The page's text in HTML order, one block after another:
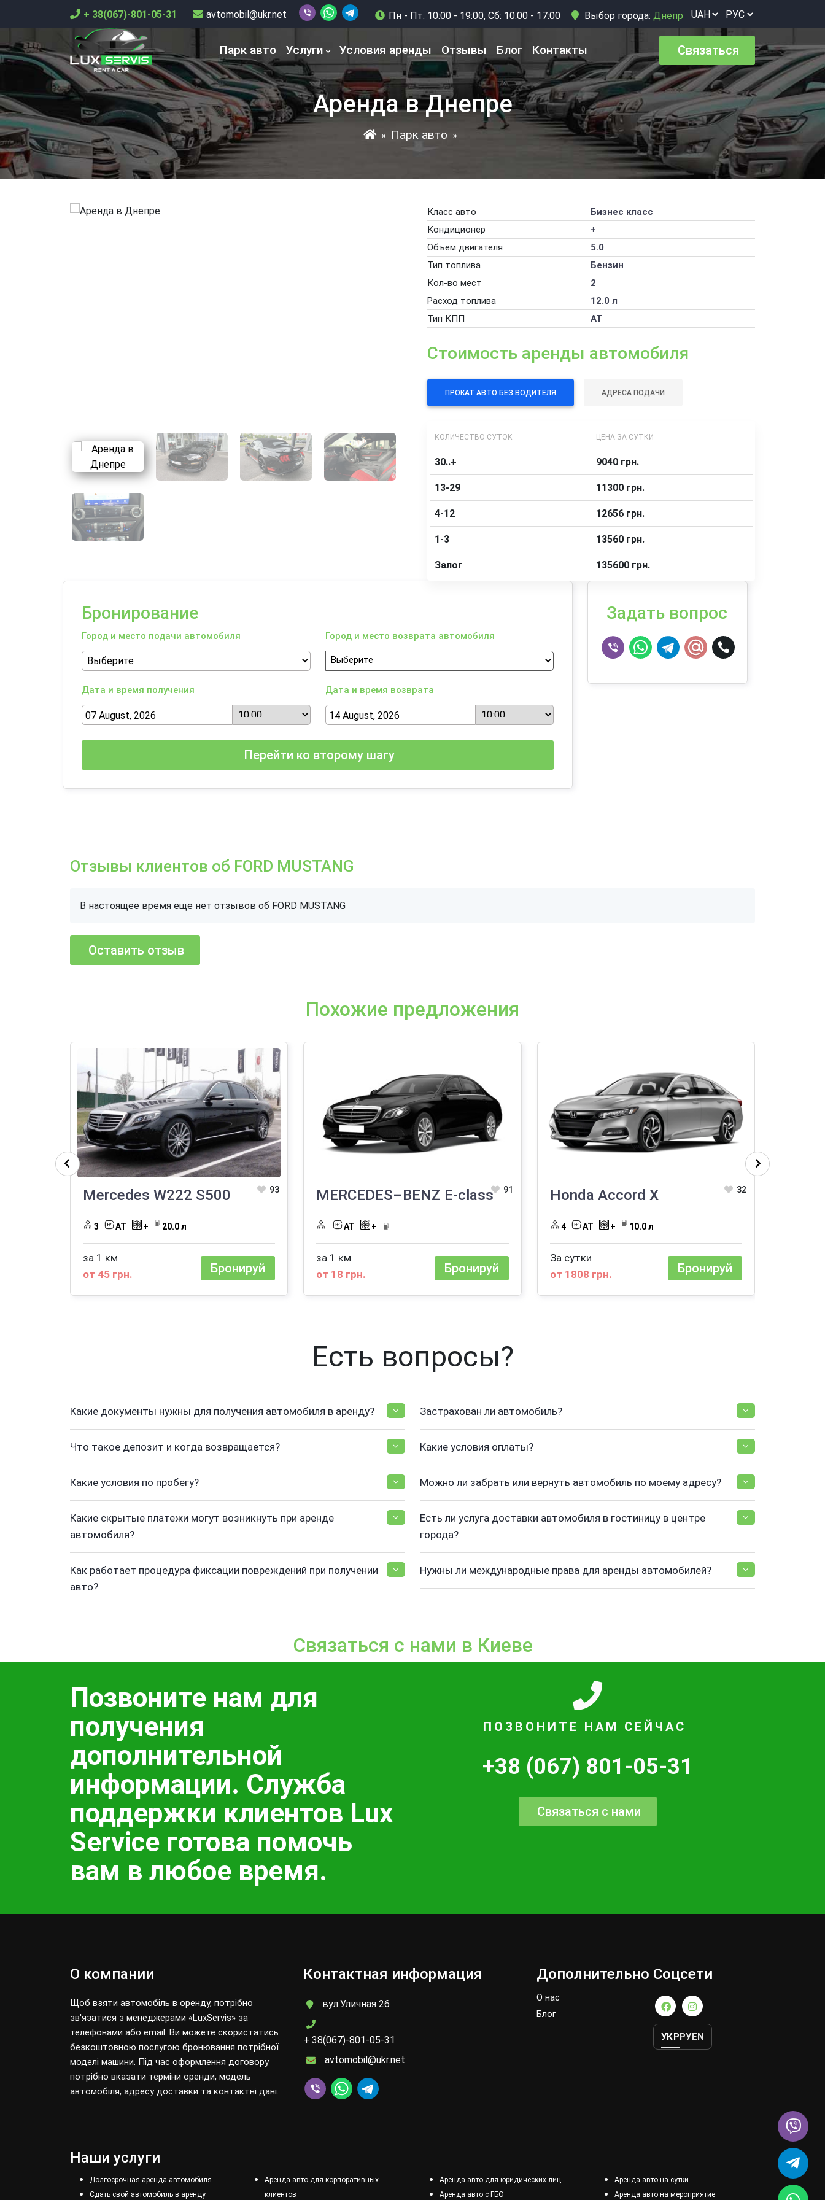
+ 38(067)-801-05-31 avtomobil@ukr.net Пн - Пт: 10:00 - 19:00, Сб: 10:00 - 17:00 Выбор города: Днепр
Парк авто Услуги Условия аренды Отзывы Блог Контакты Связаться
Аренда в Днепре
» Парк авто »
Класс авто
Бизнес класс
Кондиционер
+
Объем двигателя
5.0
Тип топлива
Бензин
Кол-во мест
2
Расход топлива
12.0 л
Тип КПП
AT
Стоимость аренды автомобиля
ПРОКАТ АВТО БЕЗ ВОДИТЕЛЯ АДРЕСА ПОДАЧИ
КОЛИЧЕСТВО СУТОК ЦЕНА ЗА СУТКИ
30..+ 9040 грн.
13-29 11300 грн.
4-12 12656 грн.
1-3 13560 грн.
Залог 135600 грн.
Бронирование
Город и место подачи автомобиля Город и место возврата автомобиля
Дата и время получения Дата и время возврата
Перейти ко второму шагу
Задать вопрос
Отзывы клиентов об FORD MUSTANG
В настоящее время еще нет отзывов об FORD MUSTANG
Похожие предложения
Mercedes W222 S500 93
3 АТ + 20.0 л
за 1 км
от 45 грн.
Бронируй
MERCEDES–BENZ E-class 91
АТ +
за 1 км
от 18 грн.
Бронируй
Honda Accord X 32
4 AT + 10.0 л
За сутки
от 1808 грн.
Бронируй
Есть вопросы?
Какие документы нужны для получения автомобиля в аренду?
Что такое депозит и когда возвращается?
Какие условия по пробегу?
Какие скрытые платежи могут возникнуть при аренде
автомобиля?
Как работает процедура фиксации повреждений при получении
авто?
Застрахован ли автомобиль?
Какие условия оплаты?
Можно ли забрать или вернуть автомобиль по моему адресу?
Есть ли услуга доставки автомобиля в гостиницу в центре
города?
Нужны ли международные права для аренды автомобилей?
Связаться с нами в Киеве
Позвоните нам для
получения
дополнительной
информации. Служба
поддержки клиентов Lux
Service готова помочь
вам в любое время.
ПОЗВОНИТЕ НАМ СЕЙЧАС
+38 (067) 801-05-31
Связаться с нами
О компании
Щоб взяти автомобіль в оренду, потрібно
зв'язатися з менеджерами «LuxServis» за
телефонами або email. Ви можете скористатись
безкоштовною послугою бронювання потрібної
моделі машини. Під час оформлення договору
потрібно вказати терміни оренди, модель
автомобіля, адресу доставки та контактні дані.
Контактная информация
вул.Уличная 26
+ 38(067)-801-05-31
avtomobil@ukr.net
Дополнительно
О нас
Блог
Соцсети
УКРРУEN
Наши услуги
Долгосрочная аренда автомобиля
Сдать свой автомобиль в аренду
Аренда авто для корпоративных
клиентов
Аренда авто для юридических лиц
Аренда авто с ГБО
Аренда авто на сутки
Аренда авто на мероприятие